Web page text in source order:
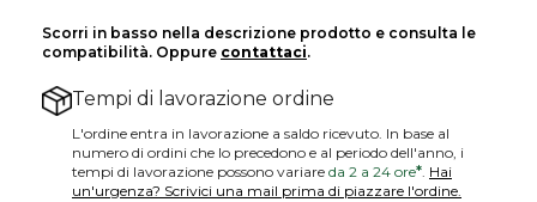
Scorri in basso nella descrizione prodotto e consulta le
compatibilità. Oppure contattaci.
Tempi di lavorazione ordine
L'ordine entra in lavorazione a saldo ricevuto. In base al
numero di ordini che lo precedono e al periodo dell'anno, i
tempi di lavorazione possono variare da 2 a 24 ore*. Hai
un'urgenza? Scrivici una mail prima di piazzare l'ordine.